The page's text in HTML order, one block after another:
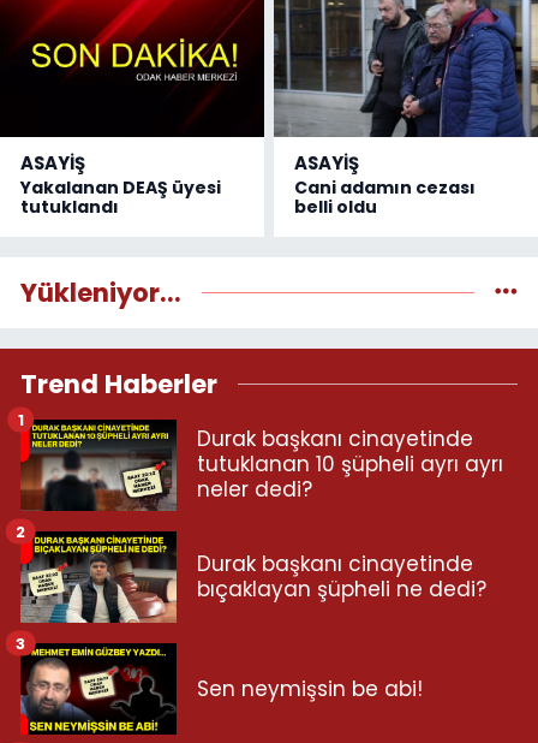
ASAYİŞ
Yakalanan DEAŞ üyesi
tutuklandı
ASAYİŞ
Cani adamın cezası
belli oldu
Yükleniyor...
Trend Haberler
Durak başkanı cinayetinde
tutuklanan 10 şüpheli ayrı ayrı
neler dedi?
1
Durak başkanı cinayetinde
bıçaklayan şüpheli ne dedi?
2
Sen neymişsin be abi!
3